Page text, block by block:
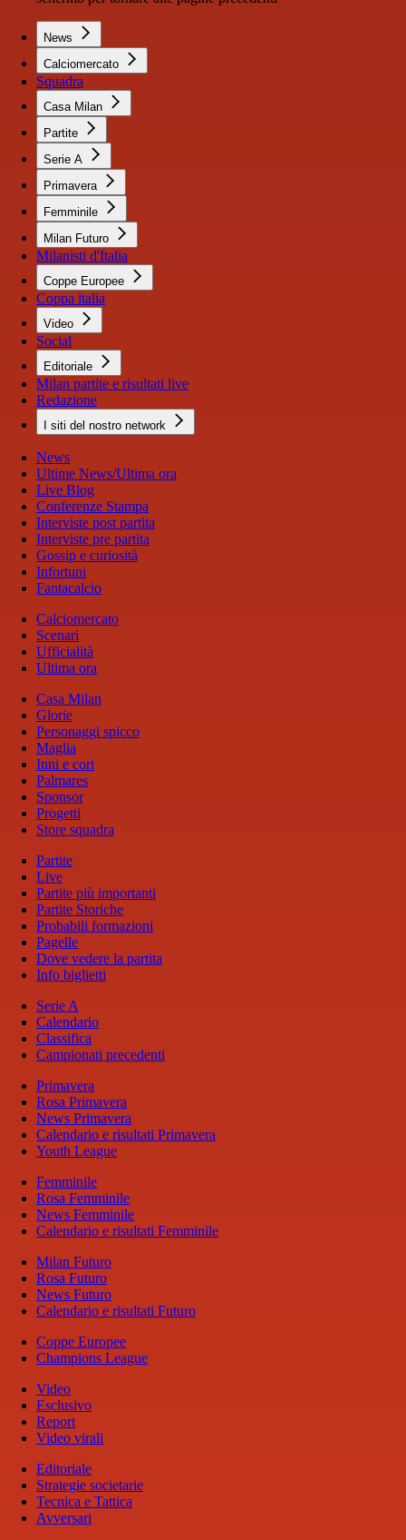
News
Calciomercato
Squadra
Casa Milan
Partite
Serie A
Primavera
Femminile
Milan Futuro
Milanisti d'Italia
Coppe Europee
Coppa italia
Video
Social
Editoriale
Milan partite e risultati live
Redazione
I siti del nostro network
News
Ultime News/Ultima ora
Live Blog
Conferenze Stampa
Interviste post partita
Interviste pre partita
Gossip e curiosità
Infortuni
Fantacalcio
Calciomercato
Scenari
Ufficialità
Ultima ora
Casa Milan
Glorie
Personaggi spicco
Maglia
Inni e cori
Palmares
Sponsor
Progetti
Store squadra
Partite
Live
Partite più importanti
Partite Storiche
Probabili formazioni
Pagelle
Dove vedere la partita
Info biglietti
Serie A
Calendario
Classifica
Campionati precedenti
Primavera
Rosa Primavera
News Primavera
Calendario e risultati Primavera
Youth League
Femminile
Rosa Femminile
News Femminile
Calendario e risultati Femminile
Milan Futuro
Rosa Futuro
News Futuro
Calendario e risultati Futuro
Coppe Europee
Champions League
Video
Esclusivo
Report
Video virali
Editoriale
Strategie societarie
Tecnica e Tattica
Avversari